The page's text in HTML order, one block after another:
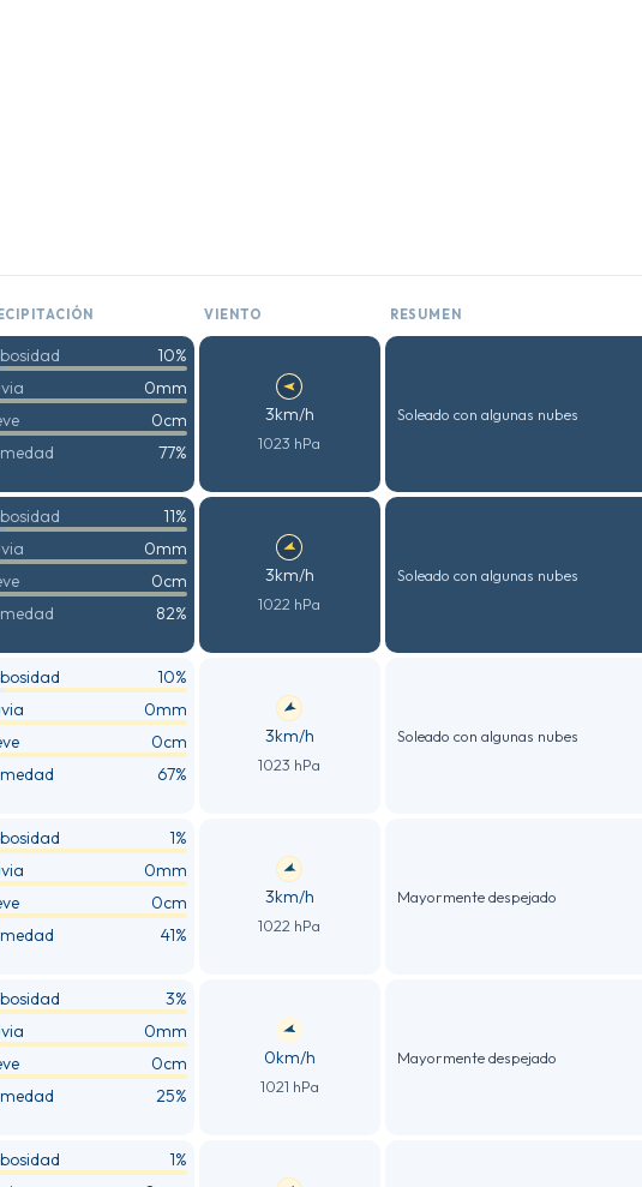
VIENTO RESUMEN
10%
0mm
0cm
77%
3km/h
1023 hPa
Soleado con algunas nubes
11%
0mm
0cm
82%
3km/h
1022 hPa
Soleado con algunas nubes
10%
0mm
0cm
67%
3km/h
1023 hPa
Soleado con algunas nubes
1%
0mm
0cm
41%
3km/h
1022 hPa
Mayormente despejado
3%
0mm
0cm
25%
0km/h
1021 hPa
Mayormente despejado
1%